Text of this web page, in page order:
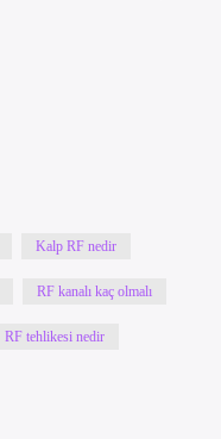
Kalp RF nedir
RF kanalı kaç olmalı
RF tehlikesi nedir